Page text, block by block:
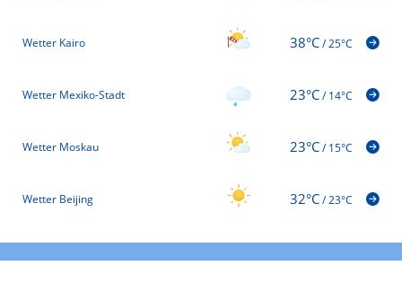
Wetter Kairo 38°C/25°C
Wetter Mexiko-Stadt 23°C/14°C
Wetter Moskau 23°C/15°C
Wetter Beijing 32°C/23°C